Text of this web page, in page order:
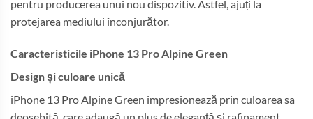
pentru producerea unui nou dispozitiv. Astfel, ajuți la
protejarea mediului înconjurător.
Caracteristicile iPhone 13 Pro Alpine Green
Design și culoare unică
iPhone 13 Pro Alpine Green impresionează prin culoarea sa